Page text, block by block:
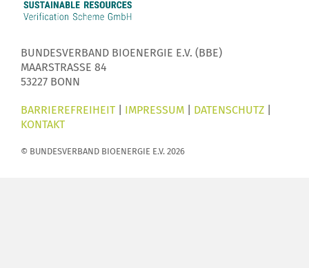
BUNDESVERBAND BIOENERGIE E.V. (BBE)
MAARSTRASSE 84
53227 BONN
BARRIEREFREIHEIT IMPRESSUM DATENSCHUTZ
KONTAKT
© BUNDESVERBAND BIOENERGIE E.V. 2026